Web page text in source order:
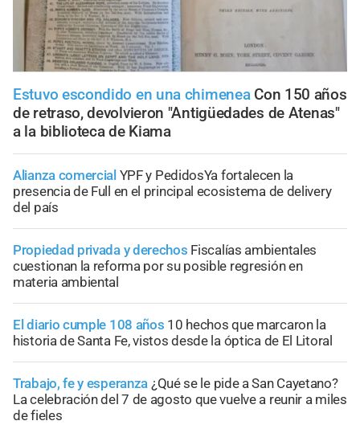
Estuvo escondido en una chimenea Con 150 años
de retraso, devolvieron "Antigüedades de Atenas"
a la biblioteca de Kiama
Alianza comercial YPF y PedidosYa fortalecen la
presencia de Full en el principal ecosistema de delivery
del país
Propiedad privada y derechos Fiscalías ambientales
cuestionan la reforma por su posible regresión en
materia ambiental
El diario cumple 108 años 10 hechos que marcaron la
historia de Santa Fe, vistos desde la óptica de El Litoral
Trabajo, fe y esperanza ¿Qué se le pide a San Cayetano?
La celebración del 7 de agosto que vuelve a reunir a miles
de fieles